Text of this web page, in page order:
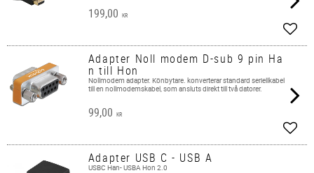
199,00 KR
Add
Adapter Noll modem D-sub 9 pin Ha
n till Hon
Nollmodem adapter. Könbytare. konverterar standard seriellkabel
till en nollmodemskabel, som ansluts direkt till två datorer.
99,00 KR
Add
Adapter USB C - USB A
USBC Han- USBA Hon 2.0